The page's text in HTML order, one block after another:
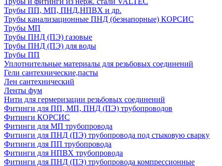
Трубы ПП, МП, ПНД,НПВХ и др.
Трубы канализационные ПНД (безнапорные) КОРСИС
Трубы МП
Трубы ПНД (ПЭ) газовые
Трубы ПНД (ПЭ) для воды
Трубы ПП
Уплотнительные материалы для резьбовых соединений
Гели сантехнические,пасты
Лен сантехнический
Ленты фум
Нити для гермеризации резьбовых соединений
Фитинги для ПП, МП, ПНД (ПЭ) трубопроводов
Фитинги КОРСИС
Фитинги для МП трубопровода
Фитинги для ПНД (ПЭ) трубопровода под стыковую сварку
Фитинги для ПП трубопровода
Фитинги для НПВХ трубопровода
Фитинги для ПНД (ПЭ) трубопровода компрессионные